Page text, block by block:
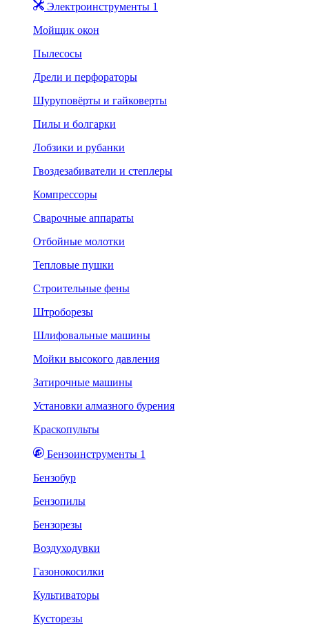
Электроинструменты 1
Мойщик окон
Пылесосы
Дрели и перфораторы
Шуруповёрты и гайковерты
Пилы и болгарки
Лобзики и рубанки
Гвоздезабиватели и степлеры
Компрессоры
Сварочные аппараты
Отбойные молотки
Тепловые пушки
Строительные фены
Штроборезы
Шлифовальные машины
Мойки высокого давления
Затирочные машины
Установки алмазного бурения
Краскопульты
Бензоинструменты 1
Бензобур
Бензопилы
Бензорезы
Воздуходувки
Газонокосилки
Культиваторы
Кусторезы